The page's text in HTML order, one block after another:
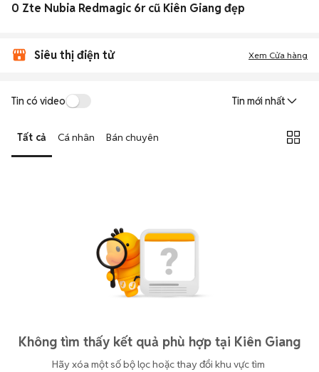
0 Zte Nubia Redmagic 6r cũ Kiên Giang đẹp
Siêu thị điện tử Xem Cửa hàng
Tin có video Tin mới nhất
Tất cả Cá nhân Bán chuyên
Không tìm thấy kết quả phù hợp tại Kiên Giang
Hãy xóa một số bộ lọc hoặc thay đổi khu vực tìm